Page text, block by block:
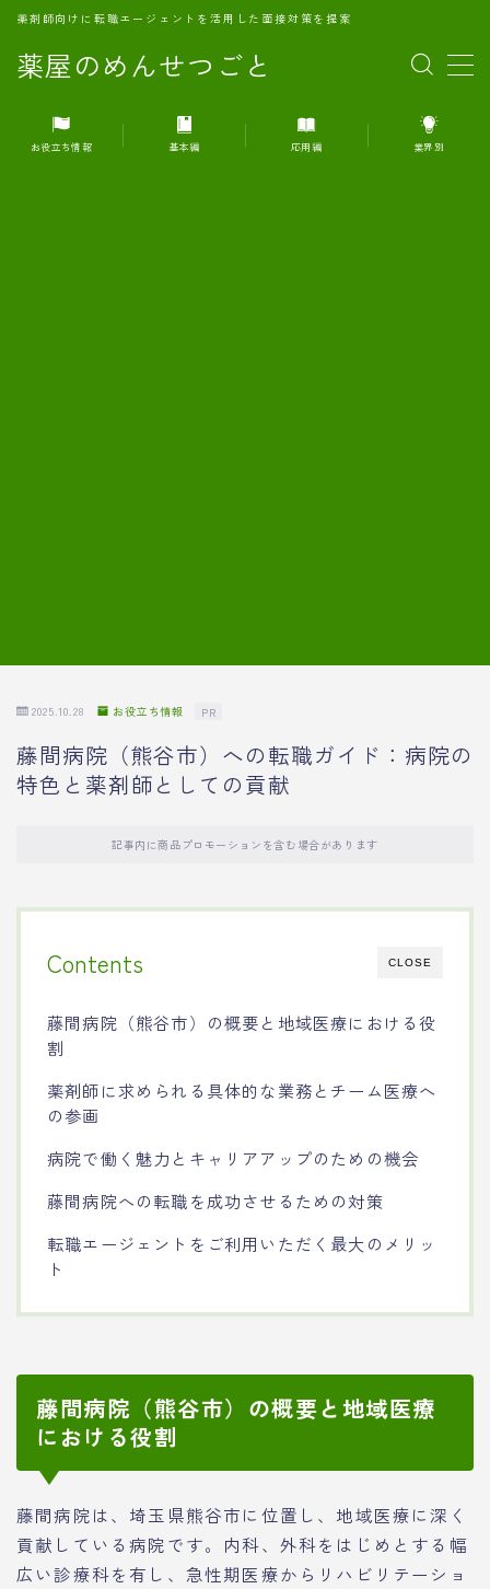
薬屋のめんせつごと
薬剤師向けに転職エージェントを活用した面接対策を提案
MENU
1.転職エージェントとは何か？
お役立ち情報 基本編 応用編 業界別
2025.10.28 お役立ち情報 PR
藤間病院（熊谷市）への転職ガイド：病院の
特色と薬剤師としての貢献
記事内に商品プロモーションを含む場合があります
CLOSE
Contents
藤間病院（熊谷市）の概要と地域医療における役
割
薬剤師に求められる具体的な業務とチーム医療へ
の参画
病院で働く魅力とキャリアアップのための機会
藤間病院への転職を成功させるための対策
転職エージェントをご利用いただく最大のメリッ
ト
藤間病院（熊谷市）の概要と地域医療
における役割
藤間病院は、埼玉県熊谷市に位置し、地域医療に深く
貢献している病院です。内科、外科をはじめとする幅
広い診療科を有し、急性期医療からリハビリテーショ